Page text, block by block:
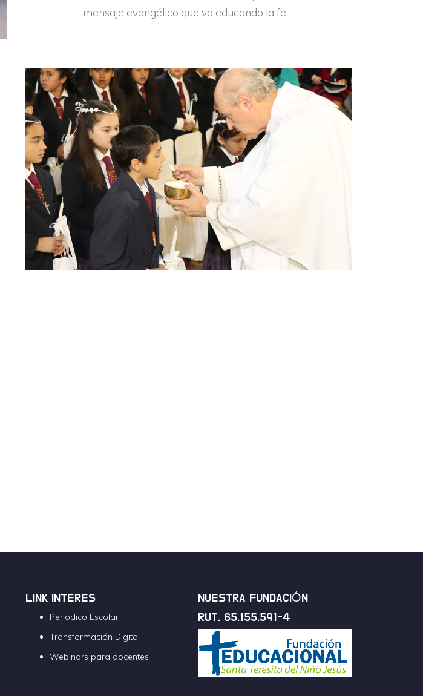
mensaje evangélico que va educando la fe.
LINK INTERES
Periodico Escolar
Transformación Digital
Webinars para docentes
NUESTRA FUNDACIÓN
RUT. 65.155.591-4